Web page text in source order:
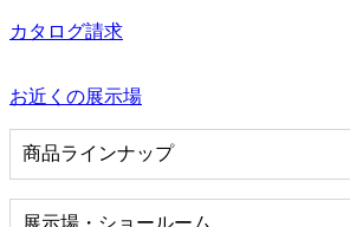
カタログ請求
お近くの展示場
商品ラインナップ
展示場・ショールーム